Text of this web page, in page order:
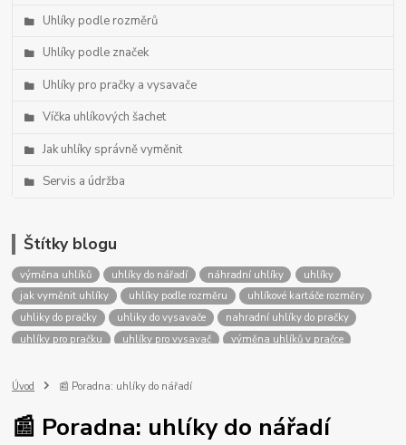
Uhlíky podle rozměrů
Uhlíky podle značek
Uhlíky pro pračky a vysavače
Víčka uhlíkových šachet
Jak uhlíky správně vyměnit
Servis a údržba
Štítky blogu
výměna uhlíků uhlíky do nářadí náhradní uhlíky
uhlíky
jak vyměnit uhlíky
uhlíky podle rozměru
uhlíkové kartáče rozměry
uhliky do pračky
uhliky do vysavače
nahradní uhlíky do pračky
uhlíky pro pračku
uhlíky pro vysavač
výměna uhlíků v pračce
uhlíky BOSCH
uhlíky do vysavače
uhlíky metabo
uhlíky dewalt uhlíky einhell
uhlíky hitachi
Úvod 📰 Poradna: uhlíky do nářadí
📰 Poradna: uhlíky do nářadí